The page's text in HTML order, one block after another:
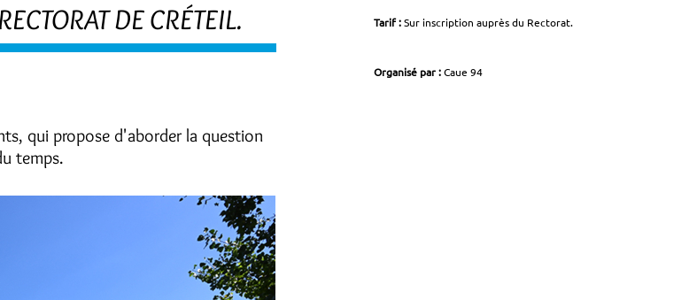
DE CRÉTEIL.
qui propose d'aborder la question
temps.
Tarif :Sur inscription auprès du Rectorat.
Organisé par :Caue 94